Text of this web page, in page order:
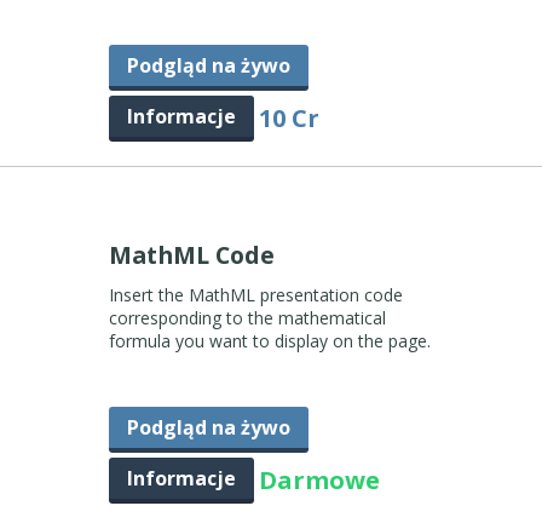
Podgląd na żywo
Informacje
10 Cr
MathML Code
Insert the MathML presentation code
corresponding to the mathematical
formula you want to display on the page.
Podgląd na żywo
Informacje
Darmowe